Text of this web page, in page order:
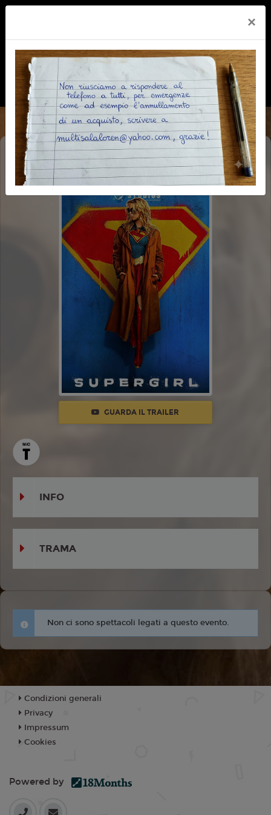
SUPERGIRL
GUARDA IL TRAILER
INFO
TRAMA
Non ci sono spettacoli legati a questo evento.
×
Condizioni generali
Privacy
Impressum
Cookies
Powered by